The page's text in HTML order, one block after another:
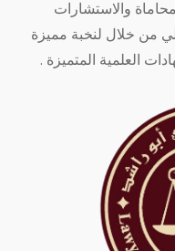
والاستشارات
من خلال لنخبة مميزة
العلمية المتميزة .